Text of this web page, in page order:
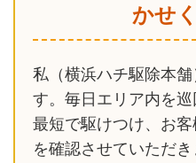
かせ
私（横浜ハチ駆除本
す。毎日エリア内を巡
最短で駆けつけ、お
を確認させていただ